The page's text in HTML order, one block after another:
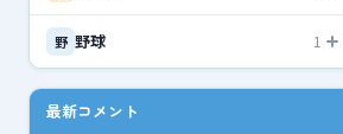
野 野球 1
最新コメント